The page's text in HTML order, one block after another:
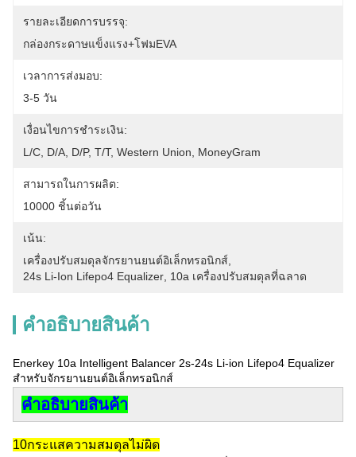
รายละเอียดการบรรจุ:
กล่องกระดาษแข็งแรง+โฟมEVA
เวลาการส่งมอบ:
3-5 วัน
เงื่อนไขการชำระเงิน:
L/C, D/A, D/P, T/T, Western Union, MoneyGram
สามารถในการผลิต:
10000 ชิ้นต่อวัน
เน้น:
เครื่องปรับสมดุลจักรยานยนต์อิเล็กทรอนิกส์
24s Li-Ion Lifepo4 Equalizer 10a เครื่องปรับสมดุลที่ฉลาด
คําอธิบายสินค้า
Enerkey 10a Intelligent Balancer 2s-24s Li-ion Lifepo4 Equalizer
สําหรับจักรยานยนต์อิเล็กทรอนิกส์
คําอธิบายสินค้า
10กระแสความสมดุลไม่ผิด